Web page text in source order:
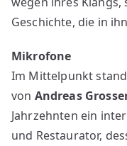
Geschichte, die in
Mikrofone
Im Mittelpunkt
von Andreas
Jahrzehnten ein
und Restaurator,